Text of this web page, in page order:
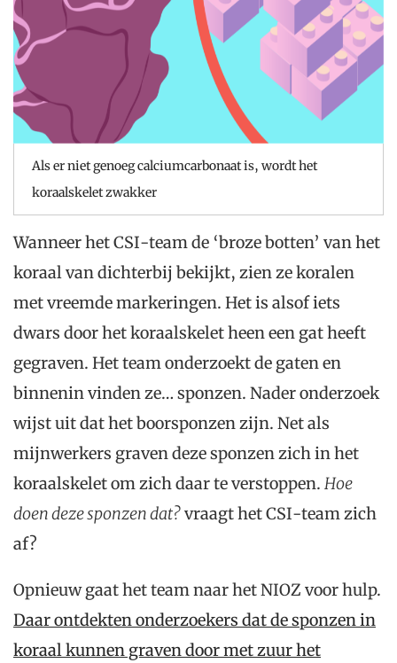
Als er niet genoeg calciumcarbonaat is, wordt het
koraalskelet zwakker
Wanneer het CSI-team de ‘broze botten’ van het
koraal van dichterbij bekijkt, zien ze koralen
met vreemde markeringen. Het is alsof iets
dwars door het koraalskelet heen een gat heeft
gegraven. Het team onderzoekt de gaten en
binnenin vinden ze… sponzen. Nader onderzoek
wijst uit dat het boorsponzen zijn. Net als
mijnwerkers graven deze sponzen zich in het
koraalskelet om zich daar te verstoppen. Hoe
doen deze sponzen dat?vraagt het CSI-team zich
af?
Opnieuw gaat het team naar het NIOZ voor hulp.
Daar ontdekten onderzoekers dat de sponzen in
koraal kunnen graven door met zuur het